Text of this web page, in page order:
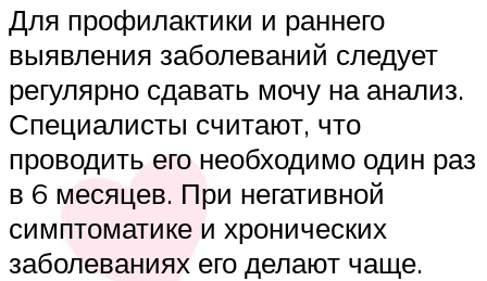
Для профилактики и раннего
выявления заболеваний следует
регулярно сдавать мочу на анализ.
Специалисты считают, что
проводить его необходимо один раз
в 6 месяцев. При негативной
симптоматике и хронических
заболеваниях его делают чаще.